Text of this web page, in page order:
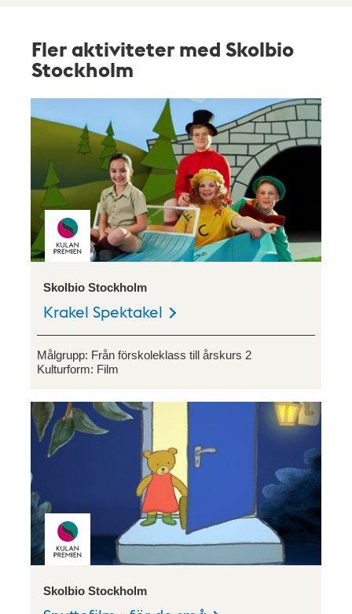
Fler aktiviteter med Skolbio
Stockholm
Skolbio Stockholm
Krakel Spektakel
Målgrupp: Från förskoleklass till årskurs 2
Kulturform: Film
Skolbio Stockholm